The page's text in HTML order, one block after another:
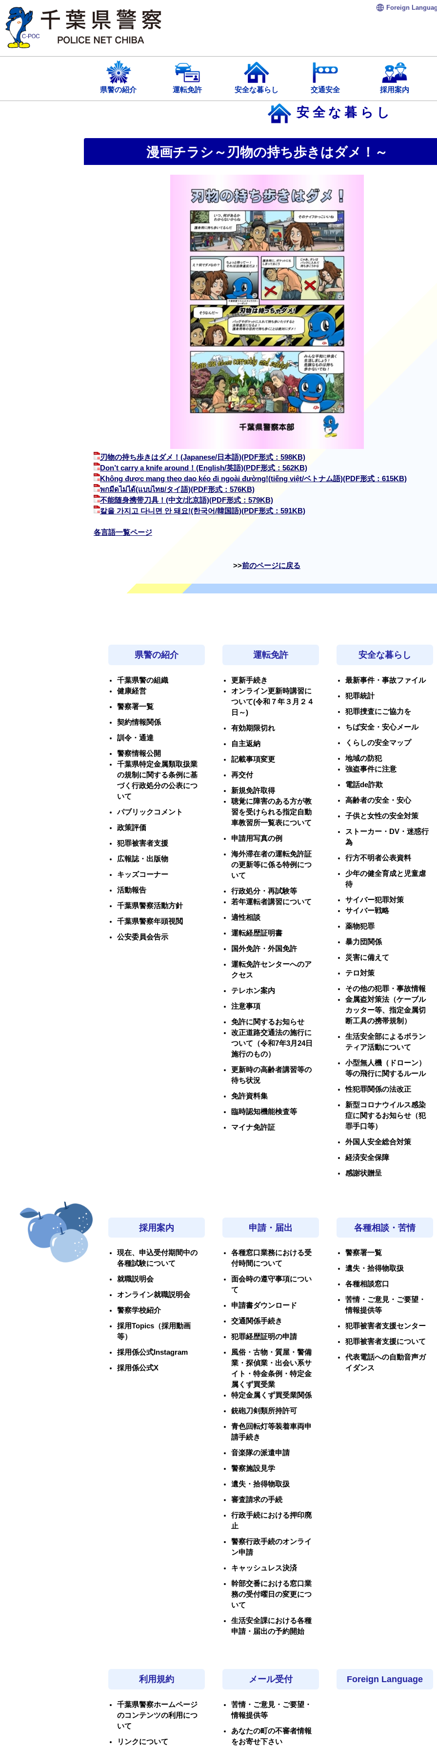
ス
キ
ま
Foreign
県警の紹介 運転免許 安全な暮らし 交通安全 採用案内
安全な暮らし
漫画チラシ～刃物の持ち歩きはダメ！～
刃物の持ち歩きはダメ！(Japanese/日本語)(PDF形式：598KB)
Don’t carry a knife around ！(English/英語)(PDF形式：562KB)
Không được mang theo dao kéo đi ngoài đường!(tiếng việt/ベトナム語)(PDF形式：615KB)
พกมีดไม่ได้(แบบไทย/タイ語)(PDF形式：576KB)
不能随身携带刀具 ！(中文/北京語)(PDF形式：579KB)
칼을 가지고 다니면 안 돼요!(한국어/韓国語)(PDF形式：591KB)
各言語一覧ページ
前のページに戻る
県警の紹介
千葉県警の組織
健康経営
警察署一覧
契約情報関係
訓令・通達
警察情報公開
千葉県特定金属類取扱業
の規制に関する条例に基
づく行政処分の公表につ
いて
パブリックコメント
政策評価
犯罪被害者支援
広報誌・出版物
キッズコーナー
活動報告
千葉県警察活動方針
千葉県警察年頭視閲
公安委員会告示
運転免許
更新手続き
オンライン更新時講習に
ついて(令和７年３月２４
日～)
有効期限切れ
自主返納
記載事項変更
再交付
新規免許取得
聴覚に障害のある方が教
習を受けられる指定自動
車教習所一覧表について
申請用写真の例
海外滞在者の運転免許証
の更新等に係る特例につ
いて
行政処分・再試験等
若年運転者講習について
適性相談
運転経歴証明書
国外免許・外国免許
運転免許センターへのア
クセス
テレホン案内
注意事項
免許に関するお知らせ
改正道路交通法の施行に
ついて（令和7年3月24日
施行のもの）
更新時の高齢者講習等の
待ち状況
免許資料集
臨時認知機能検査等
マイナ免許証
安全な暮らし
最新事件・事故ファイル
犯罪統計
犯罪捜査にご協力を
ちば安全・安心メール
くらしの安全マップ
地域の防犯
強盗事件に注意
電話de詐欺
高齢者の安全・安心
子供と女性の安全対策
ストーカー・DV・迷惑行
為
行方不明者公表資料
少年の健全育成と児童虐
待
サイバー犯罪対策
サイバー戦略
薬物犯罪
暴力団関係
災害に備えて
テロ対策
その他の犯罪・事故情報
金属盗対策法（ケーブル
カッター等、指定金属切
断工具の携帯規制）
生活安全部によるボラン
ティア活動について
小型無人機（ドローン）
等の飛行に関するルール
性犯罪関係の法改正
新型コロナウイルス感染
症に関するお知らせ（犯
罪手口等）
外国人安全総合対策
経済安全保障
感謝状贈呈
採用案内
現在、申込受付期間中の
各種試験について
就職説明会
オンライン就職説明会
警察学校紹介
採用Topics（採用動画
等）
採用係公式Instagram
採用係公式X
申請・届出
各種窓口業務における受
付時間について
面会時の遵守事項につい
て
申請書ダウンロード
交通関係手続き
犯罪経歴証明の申請
風俗・古物・質屋・警備
業・探偵業・出会い系サ
イト・特金条例・特定金
属くず買受業
特定金属くず買受業関係
銃砲刀剣類所持許可
青色回転灯等装着車両申
請手続き
音楽隊の派遣申請
警察施設見学
遺失・拾得物取扱
審査請求の手続
行政手続における押印廃
止
警察行政手続のオンライ
ン申請
キャッシュレス決済
幹部交番における窓口業
務の受付曜日の変更につ
いて
生活安全課における各種
申請・届出の予約開始
各種相談・苦情
警察署一覧
遺失・拾得物取扱
各種相談窓口
苦情・ご意見・ご要望・
情報提供等
犯罪被害者支援センター
犯罪被害者支援について
代表電話への自動音声ガ
イダンス
利用規約
千葉県警察ホームページ
のコンテンツの利用につ
いて
リンクについて
メール受付
苦情・ご意見・ご要望・
情報提供等
あなたの町の不審者情報
をお寄せ下さい
Foreign Language